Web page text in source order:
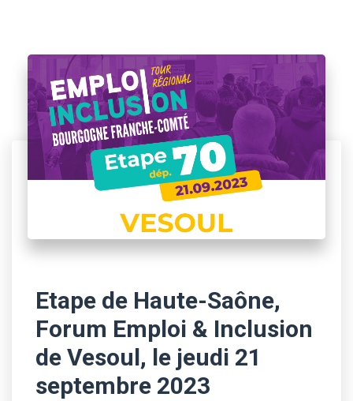
Etape de Haute-Saône,
Forum Emploi & Inclusion
de Vesoul, le jeudi 21
septembre 2023